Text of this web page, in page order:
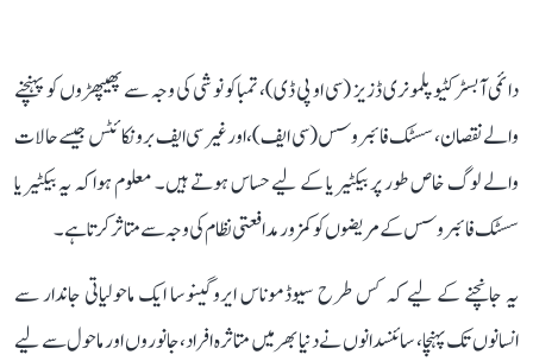
دائمی آبسٹرکٹیو پلمونری ڈزیز (سی او پی ڈی)، تمباکو نوشی کی وجہ سے پھیپھڑوں کو پہنچنے
والے نقصان، سسٹک فائبروسس (سی ایف)، اور غیر سی ایف برونکائٹس جیسے حالات
والے لوگ خاص طور پر بیکٹیریا کے لیے حساس ہوتے ہیں۔ معلوم ہوا کہ یہ بیکٹیریا
سسٹک فائبروسس کے مریضوں کو کمزور مدافعتی نظام کی وجہ سے متاثر کرتا ہے۔
یہ جانچنے کے لیے کہ کس طرح سیوڈموناس ایروگینوسا ایک ماحولیاتی جاندار سے
انسانوں تک پہنچا، سائنسدانوں نے دنیا بھر میں متاثرہ افراد، جانوروں اور ماحول سے لیے